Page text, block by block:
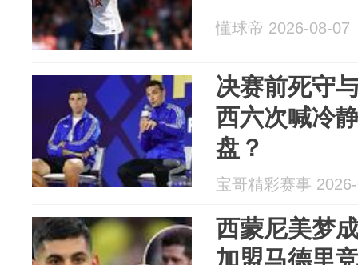
懂球帝 2026-08-07
决赛前死守
西六次喊冷
盘？
宝哥精彩赛事
西蒙尼美梦
加盟马德里